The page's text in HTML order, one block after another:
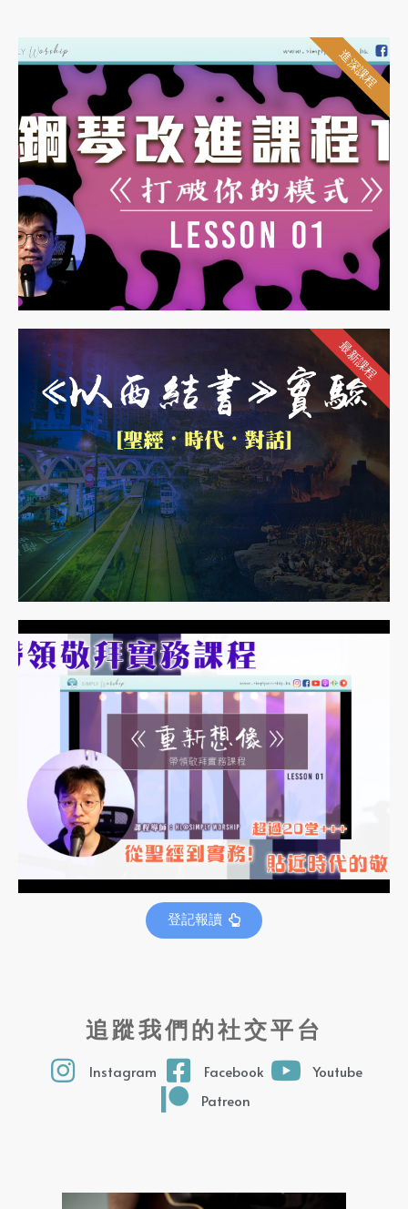
進深課程
最新課程
登記報讀
追蹤我們的社交平台
Instagram Facebook
Youtube
Patreon